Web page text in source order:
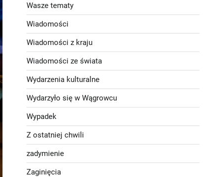
Wasze tematy
Wiadomości
Wiadomości z kraju
Wiadomości ze świata
Wydarzenia kulturalne
Wydarzyło się w Wągrowcu
Wypadek
Z ostatniej chwili
zadymienie
Zaginięcia